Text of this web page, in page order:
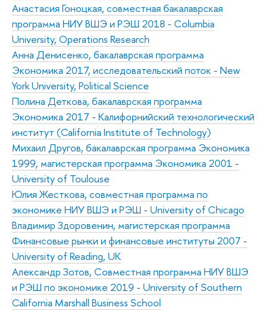
Анастасия Гоноцкая, совместная бакалаврская
программа НИУ ВШЭ и РЭШ 2018 - Columbia
University, Operations Research
Анна Денисенко, бакалаврская программа
Экономика 2017, исследовательский поток - New
York University, Political Science
Полина Деткова, бакалаврская программа
Экономика 2017 - Калифорнийский технологический
институт (California Institute of Technology)
Михаил Другов, бакалаврская программа Экономика
1999, магистерская программа Экономика 2001 -
University of Toulouse
Юлия Жесткова, совместная программа по
экономике НИУ ВШЭ и РЭШ - University of Chicago
Владимир Здоровенин, магистерская программа
Финансовые рынки и финансовые институты 2007 -
University of Reading, UK
Александр Зотов, Совместная программа НИУ ВШЭ
и РЭШ по экономике 2019 - University of Southern
California Marshall Business School